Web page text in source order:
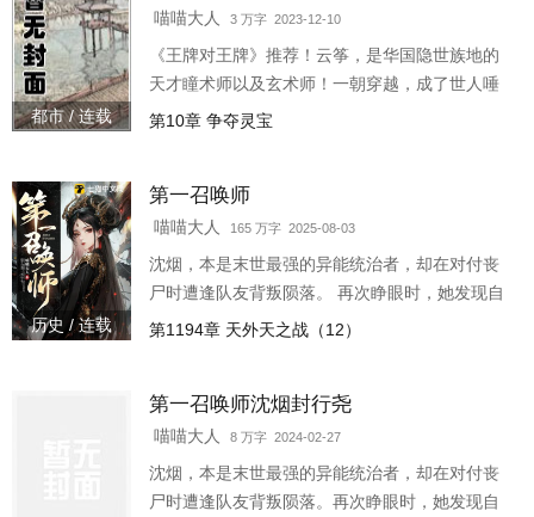
身，不断地对女主好，没有害过女主半分，然后
被女主残忍地灭门了。 元瑶果断掀桌：女主你不
当人，我也不当白月光炮灰师妹了。 逍遥宗众人
都市 / 连载
喵喵大人 3 万字 2023-12-10
《王牌对王牌》推荐！云筝，是华国隐世族地的
天才瞳术师以及玄术师！一朝穿越，成了世人唾
弃的废材！废材？翻手覆云间算尽天下事，一双
问：“你图什么？”傲娇帝尊别扭地转过头，喃喃自
语道：“不过只图你一个罢了……”
第10章 争夺灵宝
历史 / 连载
第一召唤师
喵喵大人 165 万字 2025-08-03
沈烟，本是末世最强的异能统治者，却在对付丧
尸时遭逢队友背叛陨落。 再次睁眼时，她发现自
己竟成为归元大陆召唤师家族的废材少女！废
候，一个神秘的妖孽男人竟缠上了她，他强势地
将她禁锢在怀里，笑道：“烟儿，你怎么不亲亲
我？”沈烟：“别逼我打你。”
第1194章 天外天之战（12）
第一召唤师沈烟封行尧
喵喵大人 8 万字 2024-02-27
沈烟，本是末世最强的异能统治者，却在对付丧
尸时遭逢队友背叛陨落。再次睁眼时，她发现自